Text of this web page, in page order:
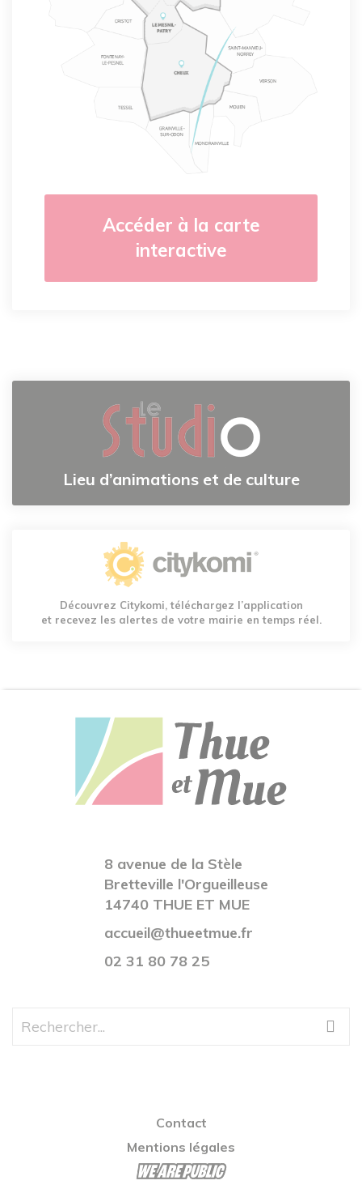
Accéder à la carte
interactive
Lieu d’animations et de culture
Découvrez Citykomi, téléchargez l’application
et recevez les alertes de votre mairie en temps réel.
8 avenue de la Stèle
Bretteville l'Orgueilleuse
14740 THUE ET MUE
accueil@thueetmue.fr
02 31 80 78 25
Contact
Mentions légales